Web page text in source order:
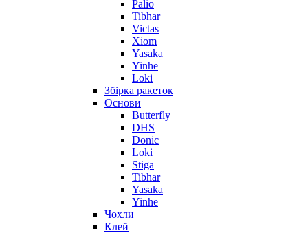
Palio
Tibhar
Victas
Xiom
Yasaka
Yinhe
Loki
Збірка ракеток
Основи
Butterfly
DHS
Donic
Loki
Stiga
Tibhar
Yasaka
Yinhe
Чохли
Клей